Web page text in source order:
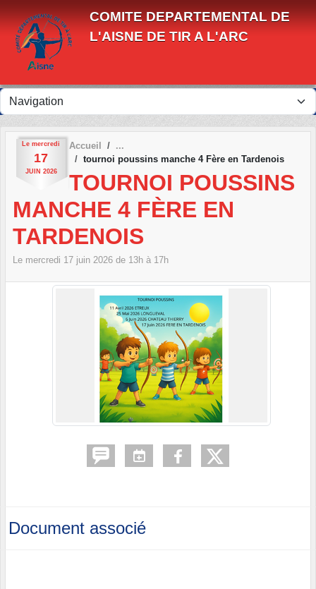
COMITE DEPARTEMENTAL DE
L'AISNE DE TIR A L'ARC
Le mercredi
17
JUIN 2026
Accueil
tournoi poussins manche 4 Fère en Tardenois
TOURNOI POUSSINS
MANCHE 4 FÈRE EN
TARDENOIS
Le mercredi 17 juin 2026 de 13h à 17h
Document associé